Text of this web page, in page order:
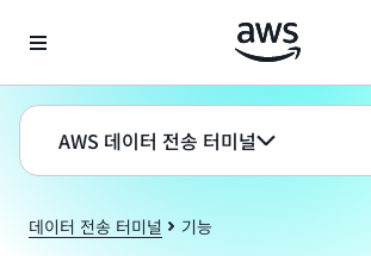
AWS 데이터 전송 터미널
데이터 전송 터미널 기능